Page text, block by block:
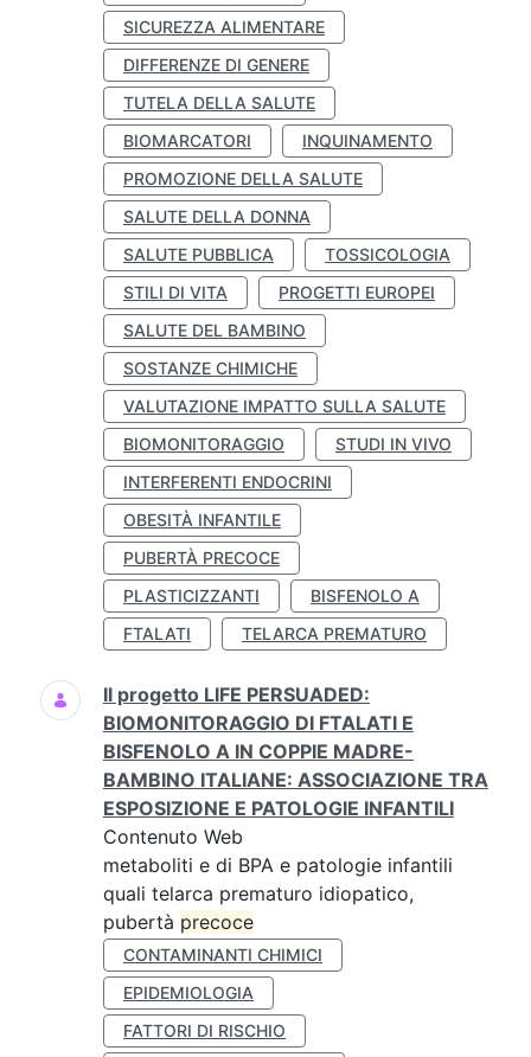
SICUREZZA ALIMENTARE
DIFFERENZE DI GENERE
TUTELA DELLA SALUTE
BIOMARCATORI
INQUINAMENTO
PROMOZIONE DELLA SALUTE
SALUTE DELLA DONNA
SALUTE PUBBLICA
TOSSICOLOGIA
STILI DI VITA
PROGETTI EUROPEI
SALUTE DEL BAMBINO
SOSTANZE CHIMICHE
VALUTAZIONE IMPATTO SULLA SALUTE
BIOMONITORAGGIO
STUDI IN VIVO
INTERFERENTI ENDOCRINI
OBESITÀ INFANTILE
PUBERTÀ PRECOCE
PLASTICIZZANTI
BISFENOLO A
FTALATI
TELARCA PREMATURO
Il progetto LIFE PERSUADED:
BIOMONITORAGGIO DI FTALATI E
BISFENOLO A IN COPPIE MADRE-
BAMBINO ITALIANE: ASSOCIAZIONE TRA
ESPOSIZIONE E PATOLOGIE INFANTILI
Contenuto Web
metaboliti e di BPA e patologie infantili
quali telarca prematuro idiopatico,
pubertà precoce
CONTAMINANTI CHIMICI
EPIDEMIOLOGIA
FATTORI DI RISCHIO